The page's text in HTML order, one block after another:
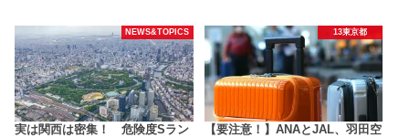
NEWS&TOPICS
実は関西は密集！ 危険度Sラン
13東京都
【要注意！】ANAとJAL、羽田空